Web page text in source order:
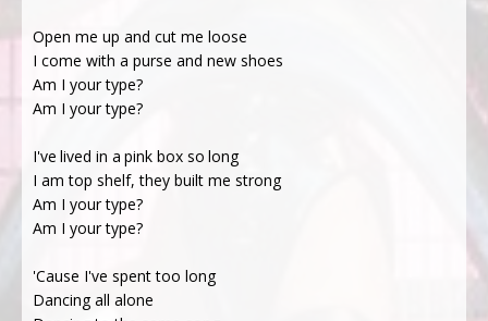
Open me up and cut me loose
I come with a purse and new shoes
Am I your type?
Am I your type?
I've lived in a pink box so long
I am top shelf, they built me strong
Am I your type?
Am I your type?
'Cause I've spent too long
Dancing all alone